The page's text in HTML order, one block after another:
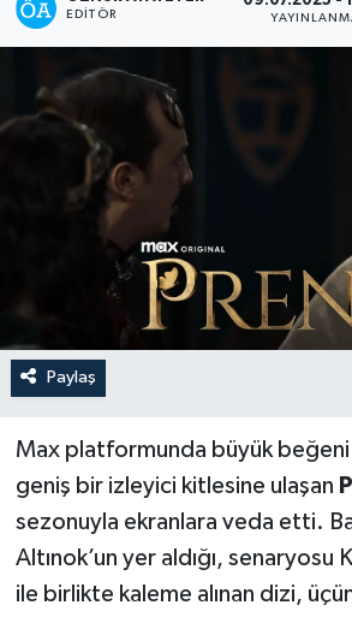
EDITÖR
Paylaş
Max platformunda büyük
geniş bir izleyici kitlesine ulaşan
sezonuyla ekranlara veda etti.
Altınok’un yer aldığı,
ile birlikte kaleme alınan dizi,